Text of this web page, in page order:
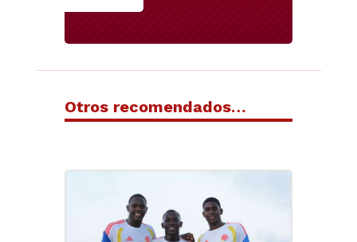
Otros recomendados…